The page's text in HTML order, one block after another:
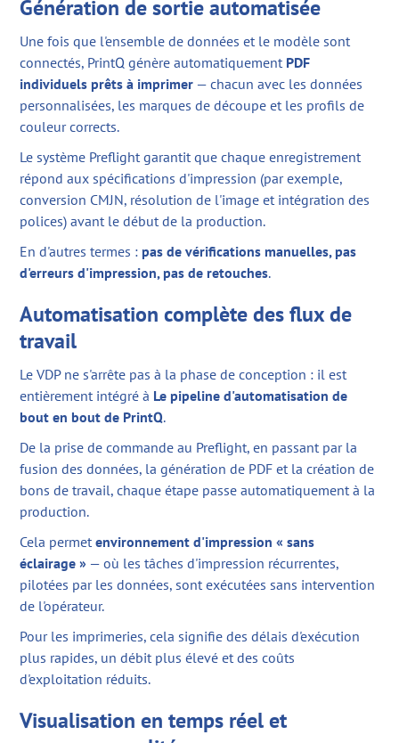
Génération de sortie automatisée
Une fois que l'ensemble de données et le modèle sont
connectés, PrintQ génère automatiquement PDF
individuels prêts à imprimer — chacun avec les données
personnalisées, les marques de découpe et les profils de
couleur corrects.
Le système Preflight garantit que chaque enregistrement
répond aux spécifications d'impression (par exemple,
conversion CMJN, résolution de l'image et intégration des
polices) avant le début de la production.
En d'autres termes : pas de vérifications manuelles, pas
d'erreurs d'impression, pas de retouches.
Automatisation complète des flux de
travail
Le VDP ne s'arrête pas à la phase de conception : il est
entièrement intégré à Le pipeline d'automatisation de
bout en bout de PrintQ.
De la prise de commande au Preflight, en passant par la
fusion des données, la génération de PDF et la création de
bons de travail, chaque étape passe automatiquement à la
production.
Cela permetenvironnement d'impression « sans
éclairage » — où les tâches d'impression récurrentes,
pilotées par les données, sont exécutées sans intervention
de l'opérateur.
Pour les imprimeries, cela signifie des délais d'exécution
plus rapides, un débit plus élevé et des coûts
d'exploitation réduits.
Visualisation en temps réel et